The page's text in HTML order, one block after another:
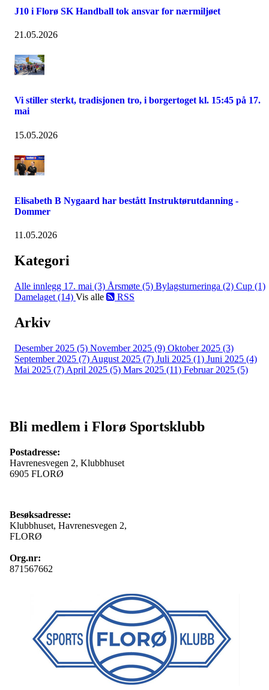
J10 i Florø SK Handball tok ansvar for nærmiljøet
21.05.2026
Vi stiller sterkt, tradisjonen tro, i borgertoget kl. 15:45 på 17.
mai
15.05.2026
Elisabeth B Nygaard har bestått Instruktørutdanning -
Dommer
11.05.2026
Kategori
Alle innlegg 17. mai (3) Årsmøte (5) Bylagsturneringa (2) Cup (1)
Damelaget (14) Vis alle RSS
Arkiv
Desember 2025 (5) November 2025 (9) Oktober 2025 (3)
September 2025 (7) August 2025 (7) Juli 2025 (1) Juni 2025 (4)
Mai 2025 (7) April 2025 (5) Mars 2025 (11) Februar 2025 (5)
Bli medlem i Florø Sportsklubb
Postadresse:
Havrenesvegen 2, Klubbhuset
6905 FLORØ
Besøksadresse:
Klubbhuset, Havrenesvegen 2,
FLORØ
Org.nr:
871567662